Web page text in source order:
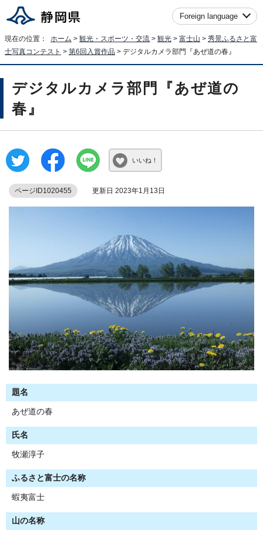
Foreign language
現在の位置： ホーム > 観光・スポーツ・交流 > 観光 > 富士山 > 秀景ふるさと富
士写真コンテスト > 第6回入賞作品 > デジタルカメラ部門『あぜ道の春』
デジタルカメラ部門『あぜ道の
春』
いいね！
ページID1020455 更新日 2023年1月13日
題名
あぜ道の春
氏名
牧瀬淳子
ふるさと富士の名称
蝦夷富士
山の名称